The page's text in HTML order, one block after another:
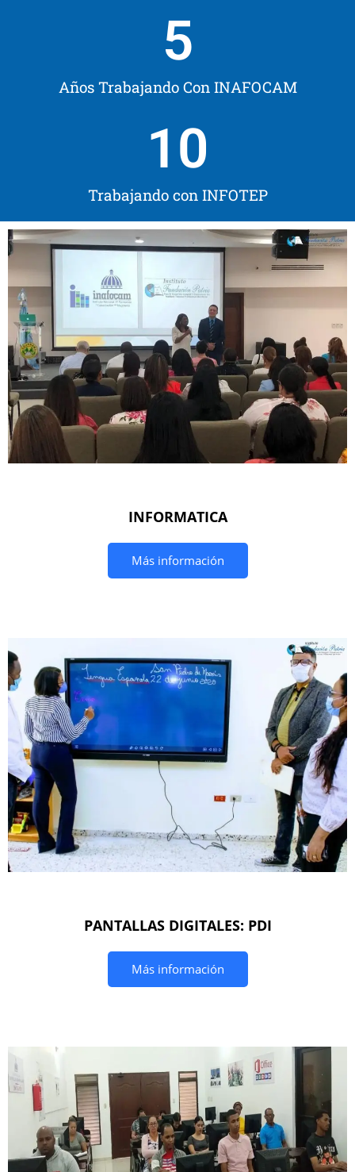
Años Trabajando Con INAFOCAM
5
Trabajando con INFOTEP
10
INFORMATICA
Más información
PANTALLAS DIGITALES: PDI
Más información